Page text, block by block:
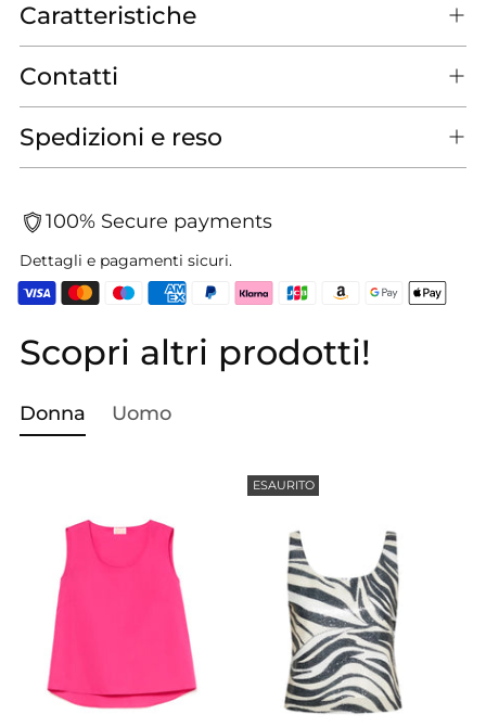
Caratteristiche
Contatti
Spedizioni e reso
100% Secure payments
Dettagli e pagamenti sicuri.
Aggiungere
un
al
Scopri altri prodotti!
Donna Uomo
ESAURITO